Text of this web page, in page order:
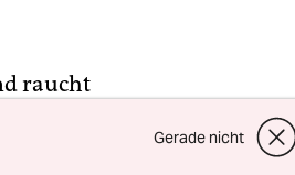
raucht
Gerade nicht